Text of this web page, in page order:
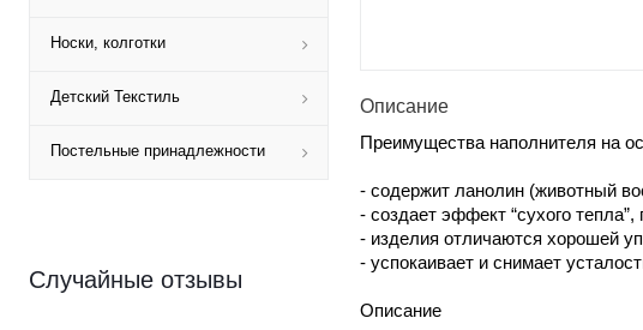
Носки, колготки
Детский Текстиль
Постельные принадлежности
Случайные отзывы
Описание
Преимущества наполнителя на
- содержит ланолин (животный
- создает эффект “сухого
- изделия отличаются хорошей
- успокаивает и снимает
Описание